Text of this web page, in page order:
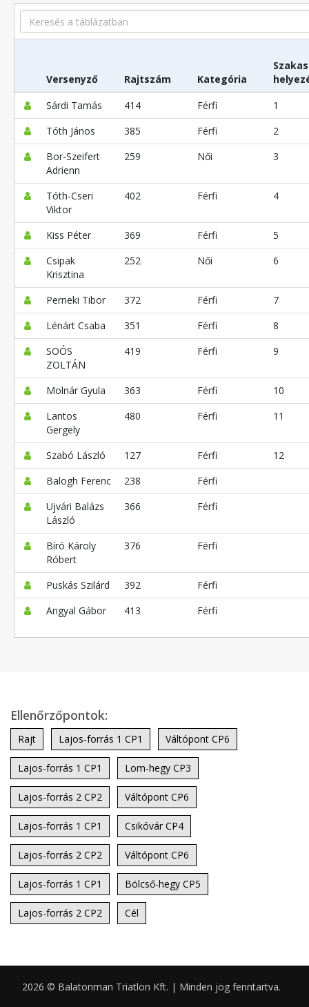
Search
Versenyző Rajtszám Kategória
Sárdi Tamás
414 Férfi
1
Tóth János
385 Férfi
2
Bor-Szeifert
Adrienn
259 Női 3
Tóth-Cseri
Viktor
402 Férfi 4
Kiss Péter 369 Férfi
5
Csipak
Krisztina
252 Női 6
Perneki Tibor 372 Férfi
7
Lénárt Csaba
351 Férfi
8
SOÓS
ZOLTÁN
419 Férfi 9
Molnár Gyula 363 Férfi
10
Lantos
Gergely
480 Férfi 11
Szabó László 127 Férfi
12
Balogh Ferenc
238
Férfi
Ujvári Balázs
László
366 Férfi
Bíró Károly
Róbert
376 Férfi
Puskás Szilárd 392
Férfi
Angyal Gábor
413 Férfi
Ellenőrzőpontok:
Rajt Lajos-forrás 1 CP1 Váltópont CP6
Lajos-forrás 1 CP1 Lom-hegy CP3
Lajos-forrás 2 CP2 Váltópont CP6
Lajos-forrás 1 CP1 Csikóvár CP4
Lajos-forrás 2 CP2 Váltópont CP6
Lajos-forrás 1 CP1 Bölcső-hegy CP5
Lajos-forrás 2 CP2 Cél
2026 © Balatonman Triatlon Kft. | Minden jog fenntartva.